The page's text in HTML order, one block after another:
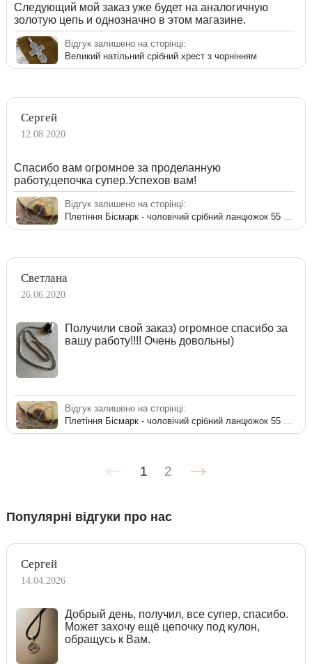
Следующий мой заказ уже будет на аналогичную
золотую цепь и однозначно в этом магазине.
Відгук залишено на сторінці:
Великий натільний срібний хрест з чорнінням
Сергей
12.08.2020
Спасибо вам огромное за проделанную
работу,цепочка супер.Успехов вам!
Відгук залишено на сторінці:
Светлана
26.06.2020
Получили свой заказ) огромное спасибо за
вашу работу!!!! Очень довольны)
Відгук залишено на сторінці:
1 2
Популярні відгуки про нас
Сергей
14.04.2026
Добрый день, получил, все супер, спасибо.
Может захочу ещё цепочку под кулон,
обращусь к Вам.